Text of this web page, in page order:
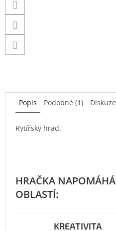
Popis Podobné (1) Diskuze
Rytířský hrad.
KREATIVITA